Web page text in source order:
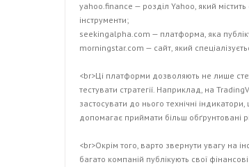
yahoo.finance — розділ Yahoo, який
інструменти;
seekingalpha.com — платформа, яка
morningstar.com — сайт, який
<br>Ці платформи дозволяють не лише
тестувати стратегії. Наприклад, на
застосувати до нього технічні
допомагає приймати більш обґрунтовані
<br>Окрім того, варто звернути увагу на
багато компаній публікують свої